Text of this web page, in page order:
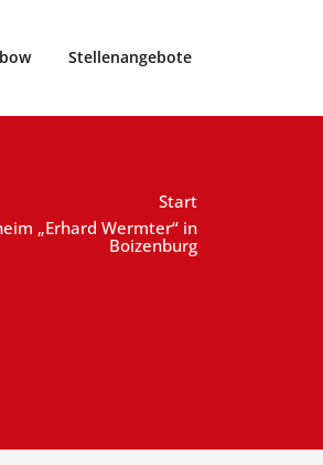
Stellenangebote
Start
„Erhard Wermter“ in
Boizenburg